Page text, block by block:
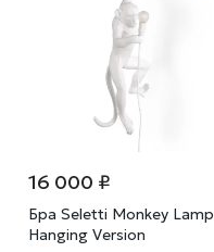
16 000 ₽
Бра Seletti Monkey Lamp
Hanging Version